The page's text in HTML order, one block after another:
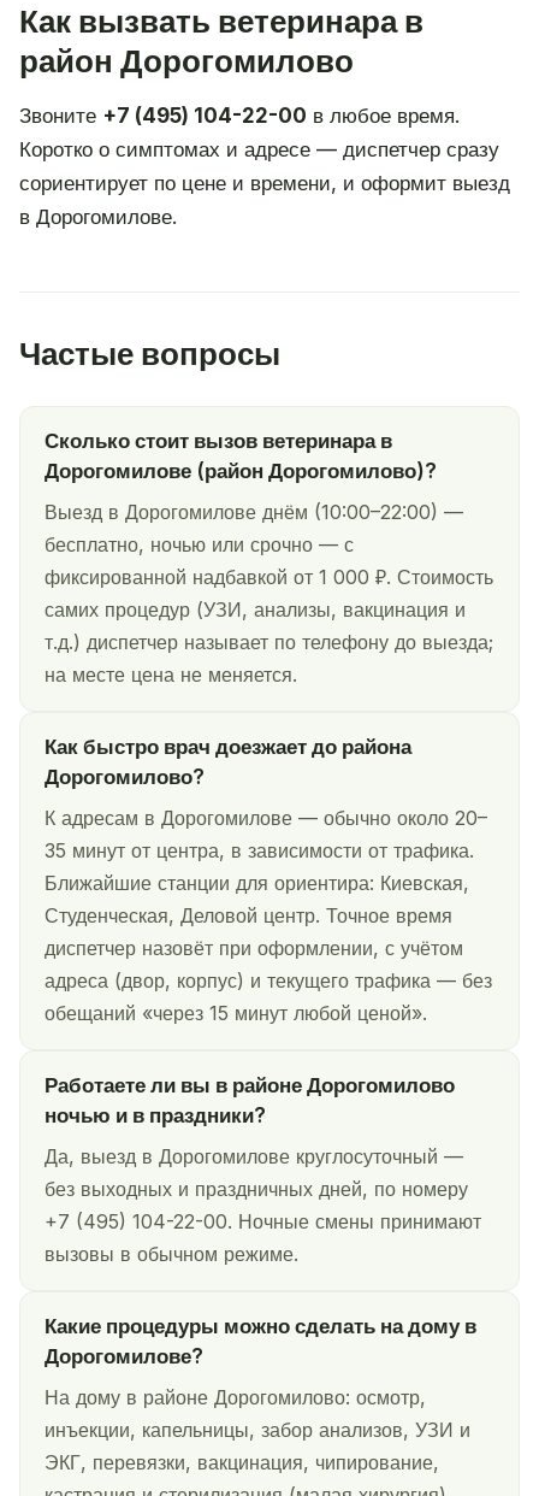
Как вызвать ветеринара в
район Дорогомилово
Звоните +7 (495) 104-22-00 в любое время.
Коротко о симптомах и адресе — диспетчер сразу
сориентирует по цене и времени, и оформит выезд
в Дорогомилове.
Частые вопросы
Сколько стоит вызов ветеринара в
Дорогомилове (район Дорогомилово)?
Выезд в Дорогомилове днём (10:00–22:00) —
бесплатно, ночью или срочно — с
фиксированной надбавкой от 1 000 ₽. Стоимость
самих процедур (УЗИ, анализы, вакцинация и
т.д.) диспетчер называет по телефону до выезда;
на месте цена не меняется.
Как быстро врач доезжает до района
Дорогомилово?
К адресам в Дорогомилове — обычно около 20–
35 минут от центра, в зависимости от трафика.
Ближайшие станции для ориентира: Киевская,
Студенческая, Деловой центр. Точное время
диспетчер назовёт при оформлении, с учётом
адреса (двор, корпус) и текущего трафика — без
обещаний «через 15 минут любой ценой».
Работаете ли вы в районе Дорогомилово
ночью и в праздники?
Да, выезд в Дорогомилове круглосуточный —
без выходных и праздничных дней, по номеру
+7 (495) 104-22-00. Ночные смены принимают
вызовы в обычном режиме.
Какие процедуры можно сделать на дому в
Дорогомилове?
На дому в районе Дорогомилово: осмотр,
инъекции, капельницы, забор анализов, УЗИ и
ЭКГ, перевязки, вакцинация, чипирование,